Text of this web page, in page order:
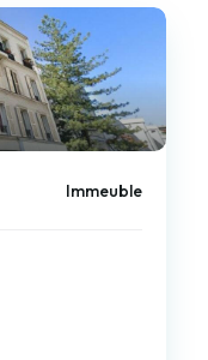
Immeuble